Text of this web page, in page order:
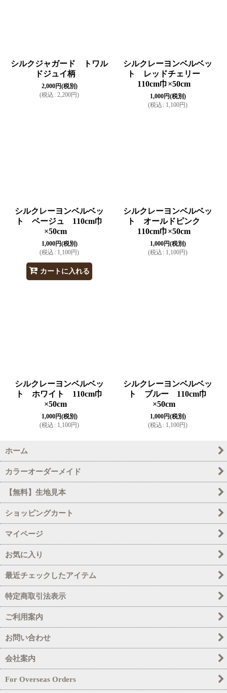
シルクジャガード トワル
ドジュイ柄
2,000円(税別)
(税込 : 2,200円)
シルクレーヨンベルベッ
ト レッドチェリー
110cm巾×50cm
1,000円(税別)
(税込 : 1,100円)
シルクレーヨンベルベッ
ト ベージュ 110cm巾
×50cm
1,000円(税別)
(税込 : 1,100円)
カートに入れる
シルクレーヨンベルベッ
ト オールドピンク
110cm巾×50cm
1,000円(税別)
(税込 : 1,100円)
シルクレーヨンベルベッ
ト ホワイト 110cm巾
×50cm
1,000円(税別)
(税込 : 1,100円)
シルクレーヨンベルベッ
ト ブルー 110cm巾
×50cm
1,000円(税別)
(税込 : 1,100円)
ホーム
カラーオーダーメイド
【無料】生地見本
ショッピングカート
マイページ
お気に入り
最近チェックしたアイテム
特定商取引法表示
ご利用案内
お問い合わせ
会社案内
For Overseas Orders